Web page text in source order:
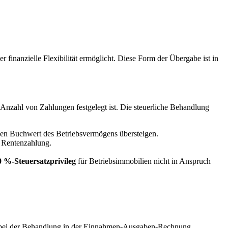
finanzielle Flexibilität ermöglicht. Diese Form der Übergabe ist in
von Zahlungen festgelegt ist. Die steuerliche Behandlung
Buchwert des Betriebsvermögens übersteigen.
%-Steuersatzprivileg für Betriebsimmobilien nicht in Anspruch